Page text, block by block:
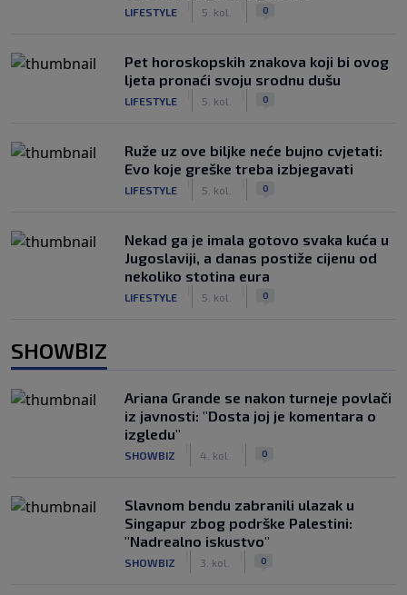
LIFESTYLE 5. kol. 0
Pet horoskopskih znakova koji bi ovog
ljeta pronaći svoju srodnu dušu
LIFESTYLE 5. kol. 0
Ruže uz ove biljke neće bujno cvjetati:
Evo koje greške treba izbjegavati
LIFESTYLE 5. kol. 0
Nekad ga je imala gotovo svaka kuća u
Jugoslaviji, a danas postiže cijenu od
nekoliko stotina eura
LIFESTYLE 5. kol. 0
SHOWBIZ
Ariana Grande se nakon turneje povlači
iz javnosti: "Dosta joj je komentara o
izgledu"
SHOWBIZ 4. kol. 0
Slavnom bendu zabranili ulazak u
Singapur zbog podrške Palestini:
"Nadrealno iskustvo"
SHOWBIZ 3. kol. 0